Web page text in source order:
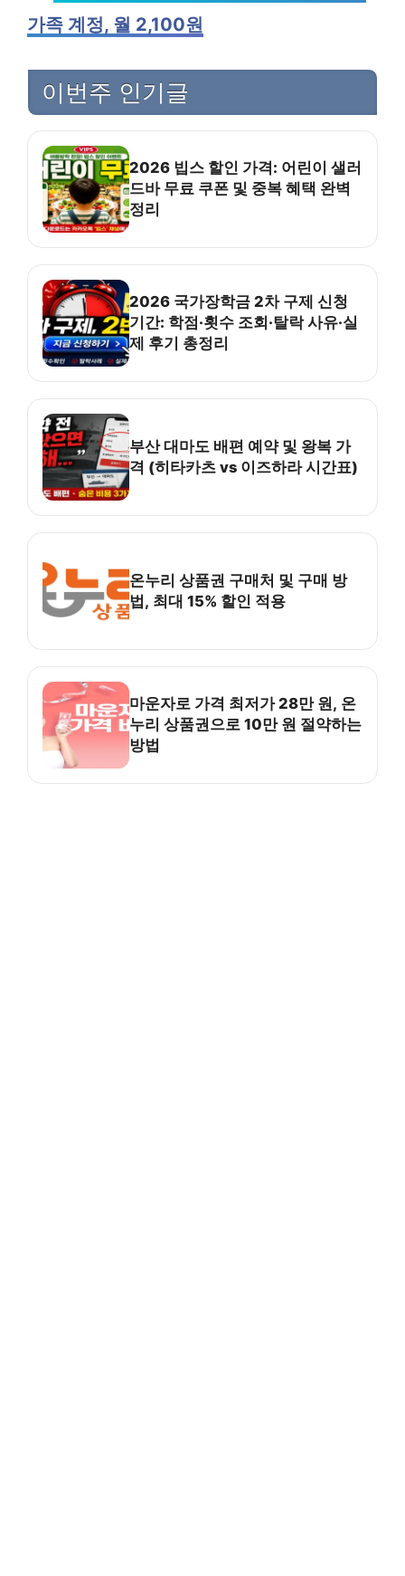
가족 계정, 월 2,100원
이번주 인기글
2026 빕스 할인 가격: 어린이 샐러
드바 무료 쿠폰 및 중복 혜택 완벽
정리
2026 국가장학금 2차 구제 신청
기간: 학점·횟수 조회·탈락 사유·실
제 후기 총정리
부산 대마도 배편 예약 및 왕복 가
격 (히타카츠 vs 이즈하라 시간표)
온누리 상품권 구매처 및 구매 방
법, 최대 15% 할인 적용
마운자로 가격 최저가 28만 원, 온
누리 상품권으로 10만 원 절약하는
방법